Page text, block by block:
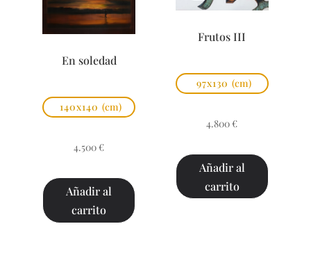
En soledad
140x140 (cm)
4.500 €
Añadir al
carrito
Frutos III
97x130 (cm)
4.800 €
Añadir al
carrito